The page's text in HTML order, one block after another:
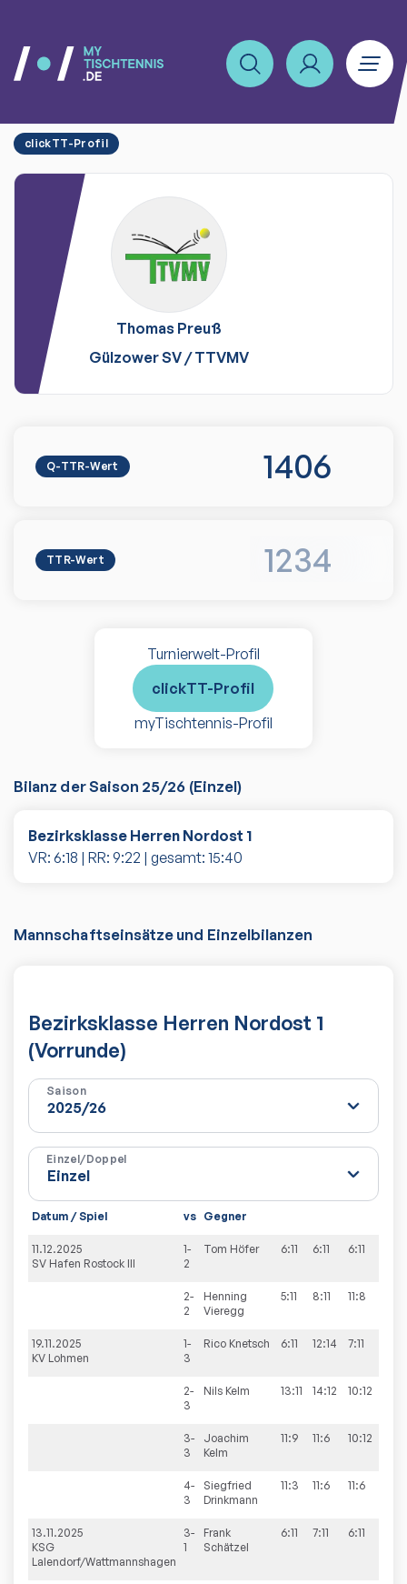
clickTT-Profil
Thomas Preuß
Gülzower SV/TTVMV
Q-TTR-Wert 1406
TTR-Wert 1234
Turnierwelt-Profil
clickTT-Profil
myTischtennis-Profil
Bilanz der Saison 25/26 (Einzel)
Bezirksklasse Herren Nordost 1
VR: 6:18 | RR: 9:22 | gesamt: 15:40
Mannschaftseinsätze und Einzelbilanzen
Bezirksklasse Herren Nordost 1
(Vorrunde)
Saison
Einzel/Doppel
Datum / Spiel vs Gegner
11.12.2025
SV Hafen Rostock III
1-
2
Tom Höfer 6:11 6:11 6:11
2-
2
Henning
Vieregg
5:11 8:11 11:8
19.11.2025
KV Lohmen
1-
3
Rico Knetsch 6:11 12:14 7:11
2-
3
Nils Kelm 13:11 14:12 10:12
3-
3
Joachim
Kelm
11:9 11:6 10:12
4-
3
Siegfried
Drinkmann
11:3 11:6 11:6
13.11.2025
KSG
Lalendorf/Wattmannshagen
3-
1
Frank
Schätzel
6:11 7:11 6:11